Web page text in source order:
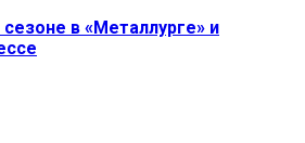
в «Металлурге» и